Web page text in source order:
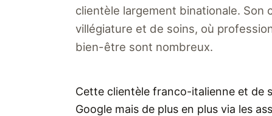
clientèle largement binationale.
villégiature et de soins, où
bien-être sont nombreux.
Cette clientèle franco-italienne et de
Google mais de plus en plus via les